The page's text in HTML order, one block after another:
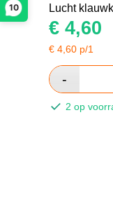
10 Lucht
€ 4,60
€ 4,60 p/1
2 op